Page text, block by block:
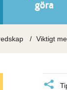
göra
Viktigt